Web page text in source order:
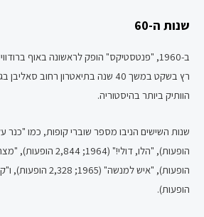
שנות ה-60
ב-1960, "פנטסטיקס" הופק לראשונה באוף
רץ בשקט במשך 40 שנה בתיאטרון רחוב
הוותיק ביותר בהיסטוריה.
הופעות).